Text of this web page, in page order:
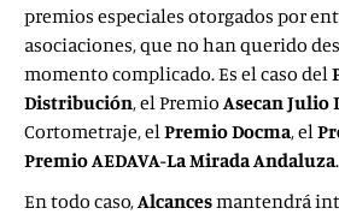
premios especiales otorgados por
asociaciones, que no han querido
momento complicado. Es el caso del
Distribución, el PremioAsecan Julio
Cortometraje, elPremio Docma, el
Premio AEDAVA-La Mirada Andaluza.
En todo caso,Alcancesmantendrá